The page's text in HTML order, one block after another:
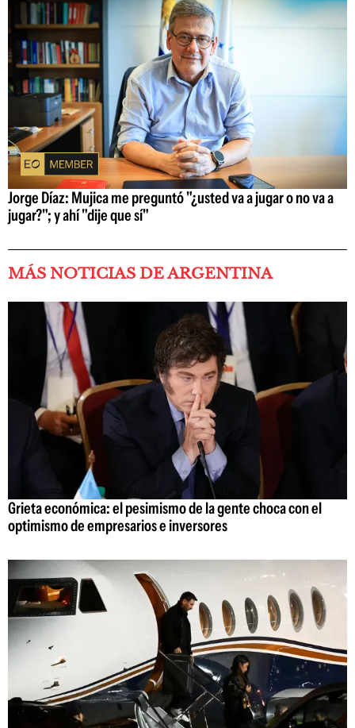
Jorge Díaz: Mujica me preguntó "¿usted va a jugar o no va a
jugar?"; y ahí "dije que sí"
MÁS NOTICIAS DE ARGENTINA
Grieta económica: el pesimismo de la gente choca con el
optimismo de empresarios e inversores